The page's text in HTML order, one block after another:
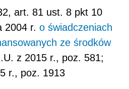
art. 81 ust. 8 pkt 10
2004 r. o świadczeniach
ze środków
z 2015 r., poz. 581;
r., poz. 1913